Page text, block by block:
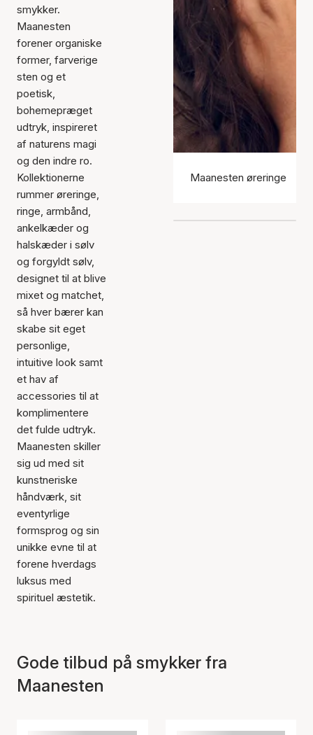
smykker.
Maanesten
forener organiske
former, farverige
sten og et
poetisk,
bohemepræget
udtryk, inspireret
af naturens magi
og den indre ro.
Kollektionerne
rummer øreringe,
ringe, armbånd,
ankelkæder og
halskæder i sølv
og forgyldt sølv,
designet til at blive
mixet og matchet,
så hver bærer kan
skabe sit eget
personlige,
intuitive look samt
et hav af
accessories til at
komplimentere
det fulde udtryk.
Maanesten skiller
sig ud med sit
kunstneriske
håndværk, sit
eventyrlige
formsprog og sin
unikke evne til at
forene hverdags
luksus med
spirituel æstetik.
Maanesten øreringe
Gode tilbud på smykker fra
Maanesten